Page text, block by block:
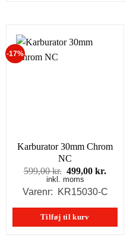
kr..
-17%
Karburator 30mm Chrom
NC
599,00kr. Den
oprindelige
pris
599,00 kr..
499,00kr.
pris
inkl. moms
Varenr: KR15030-C
Tilføj til kurv